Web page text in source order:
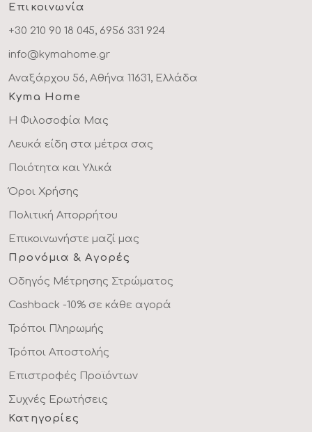
Επικοινωνία
+30 210 90 18 045, 6956 331 924
info@kymahome.gr
Αναξάρχου 56, Αθήνα 11631, Ελλάδα
Kyma Home
Η Φιλοσοφία Μας
Λευκά είδη στα μέτρα σας
Ποιότητα και Υλικά
Όροι Χρήσης
Πολιτική Απορρήτου
Επικοινωνήστε μαζί μας
Προνόμια & Αγορές
Οδηγός Μέτρησης Στρώματος
Cashback -10% σε κάθε αγορά
Τρόποι Πληρωμής
Τρόποι Αποστολής
Επιστροφές Προϊόντων
Συχνές Ερωτήσεις
Κατηγορίες